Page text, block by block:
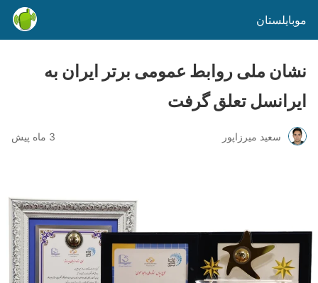
موبایلستان
نشان ملی روابط عمومی برتر ایران به
ایرانسل تعلق گرفت
سعید میرزاپور 3 ماه پیش